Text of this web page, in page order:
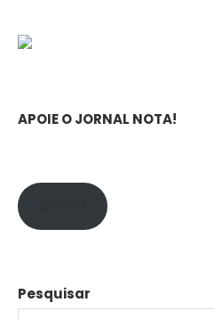
APOIE O JORNAL NOTA!
Pesquisar